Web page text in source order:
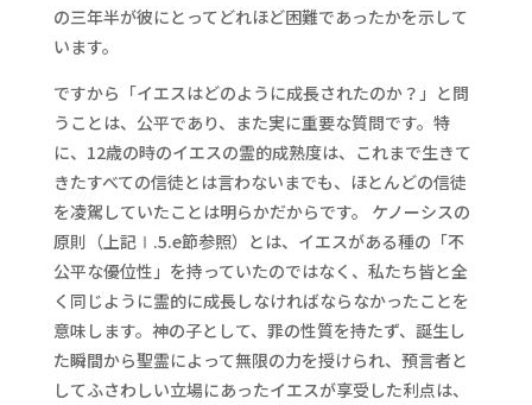
の三年半が彼にとってどれほど困難であったかを示して
います。
ですから「イエスはどのように成長されたのか？」と問
うことは、公平であり、また実に重要な質問です。特
に、12歳の時のイエスの霊的成熟度は、これまで生きて
きたすべての信徒とは言わないまでも、ほとんどの信徒
を凌駕していたことは明らかだからです。 ケノーシスの
原則（上記Ⅰ.5.e節参照）とは、イエスがある種の「不
公平な優位性」を持っていたのではなく、私たち皆と全
く同じように霊的に成長しなければならなかったことを
意味します。神の子として、罪の性質を持たず、誕生し
た瞬間から聖霊によって無限の力を授けられ、預言者と
してふさわしい立場にあったイエスが享受した利点は、